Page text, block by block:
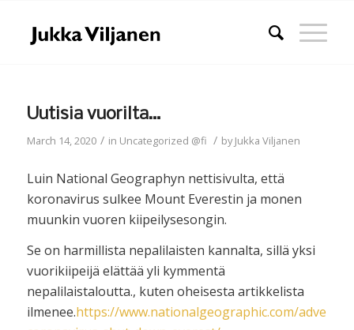
Uutisia vuorilta…
March 14, 2020 / in Uncategorized @fi / byJukka Viljanen
Luin National Geographyn nettisivulta, että
koronavirus sulkee Mount Everestin ja monen
muunkin vuoren kiipeilysesongin.
Se on harmillista nepalilaisten kannalta, sillä yksi
vuorikiipeijä elättää yli kymmentä
nepalilaistaloutta., kuten oheisesta artikkelista
ilmenee.https://www.nationalgeographic.com/